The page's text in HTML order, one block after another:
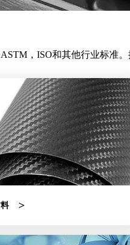
，ISO和其他行业标准。